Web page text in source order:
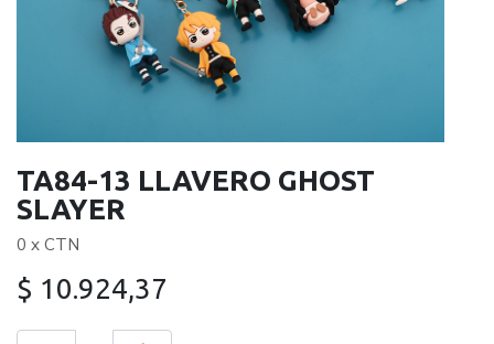
TA84-13 LLAVERO GHOST
SLAYER
0 x CTN
$ 10.924,37